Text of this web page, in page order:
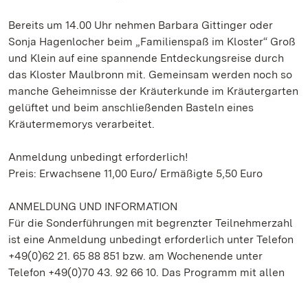
Bereits um 14.00 Uhr nehmen Barbara Gittinger oder
Sonja Hagenlocher beim „Familienspaß im Kloster“ Groß
und Klein auf eine spannende Entdeckungsreise durch
das Kloster Maulbronn mit. Gemeinsam werden noch so
manche Geheimnisse der Kräuterkunde im Kräutergarten
gelüftet und beim anschließenden Basteln eines
Kräutermemorys verarbeitet.
Anmeldung unbedingt erforderlich!
Preis: Erwachsene 11,00 Euro/ Ermäßigte 5,50 Euro
ANMELDUNG UND INFORMATION
Für die Sonderführungen mit begrenzter Teilnehmerzahl
ist eine Anmeldung unbedingt erforderlich unter Telefon
+49(0)62 21. 65 88 851 bzw. am Wochenende unter
Telefon +49(0)70 43. 92 66 10. Das Programm mit allen